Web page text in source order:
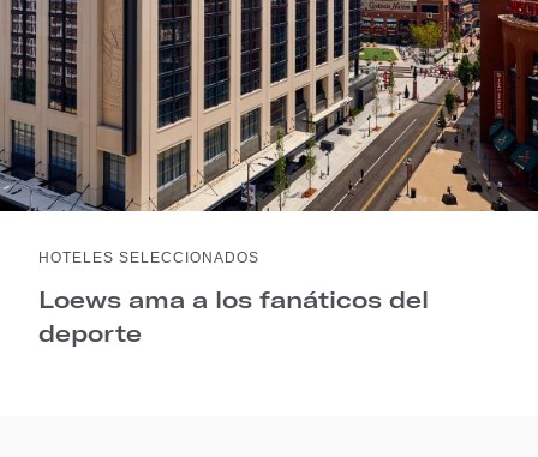
HOTELES SELECCIONADOS
Loews ama a los fanáticos del
deporte